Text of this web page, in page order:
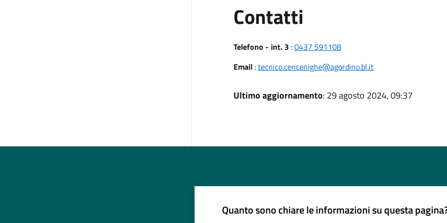
Contatti
Telefono - int. 3 :0437 591108
Email:tecnico.cencenighe@agordino.bl.it
Ultimo aggiornamento: 29 agosto 2024, 09:37
Quanto sono chiare le informazioni su questa